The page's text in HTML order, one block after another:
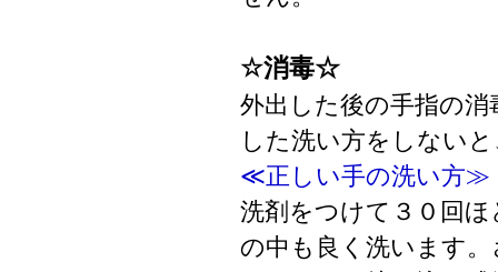
☆消毒☆
外出した後の手指の
した洗い方をしない
≪正しい手の洗い方≫
洗剤をつけて３０回
の中も良く洗います